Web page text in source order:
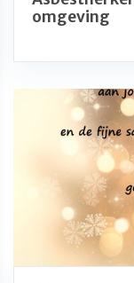
omgeving